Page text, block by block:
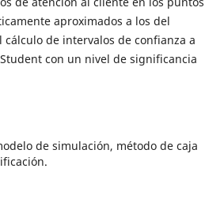
aproximados a los del
cálculo de intervalos de confianza a
con un nivel de significancia
de simulación, método de caja